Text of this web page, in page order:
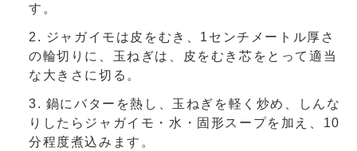
す。
ジャガイモは皮をむき、1センチメートル厚さ
の輪切りに、玉ねぎは、皮をむき芯をとって適当
な大きさに切る。
鍋にバターを熱し、玉ねぎを軽く炒め、しんな
りしたらジャガイモ・水・固形スープを加え、10
分程度煮込みます。